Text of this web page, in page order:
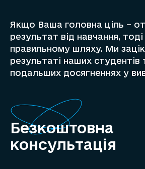
Якщо Ваша головна ціль –
результат від навчання,
правильному шляху. Ми
результаті наших студентів
подальших досягненнях у
Безкоштовна
консультація